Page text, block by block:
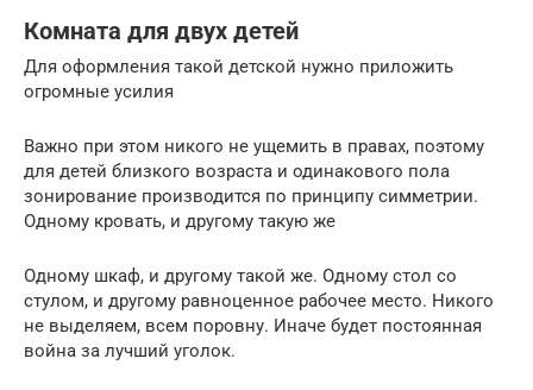
Комната для двух детей
Для оформления такой детской нужно приложить
огромные усилия
Важно при этом никого не ущемить в правах, поэтому
для детей близкого возраста и одинакового пола
зонирование производится по принципу симметрии.
Одному кровать, и другому такую же
Одному шкаф, и другому такой же. Одному стол со
стулом, и другому равноценное рабочее место. Никого
не выделяем, всем поровну. Иначе будет постоянная
война за лучший уголок.